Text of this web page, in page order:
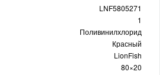
LNF5805271
1
Поливинилхлорид
Красный
LionFish
80×20